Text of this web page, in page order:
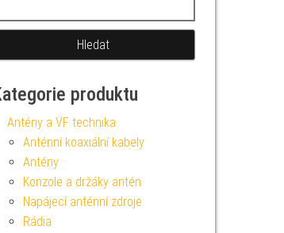
produktu
Antény a VF technika
Anténní koaxiální kabely
Antény
Konzole a držáky antén
Napájecí anténní zdroje
Rádia